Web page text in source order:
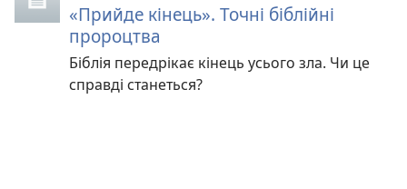
«Прийде кінець». Точні біблійні
пророцтва
Біблія передрікає кінець усього зла. Чи це
справді станеться?